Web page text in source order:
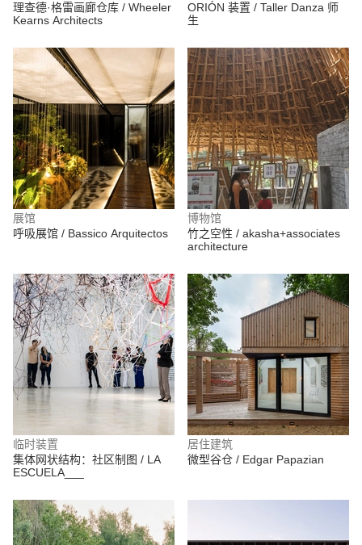
理查德·格雷画廊仓库 / Wheeler
Kearns Architects
ORIÓN 装置 / Taller Danza 师
生
展馆
呼吸展馆 / Bassico Arquitectos
博物馆
竹之空性 / akasha+associates
architecture
临时装置
集体网状结构：社区制图 / LA
ESCUELA___
居住建筑
微型谷仓 / Edgar Papazian